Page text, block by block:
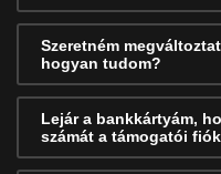
Szeretném
hogyan tudom?
Lejár a bankkártyám,
számát a támogatói